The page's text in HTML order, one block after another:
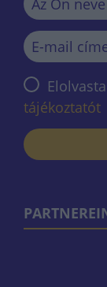
tájékoztatót